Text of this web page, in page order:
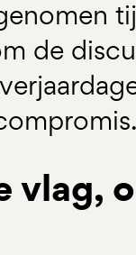
de
vlag,